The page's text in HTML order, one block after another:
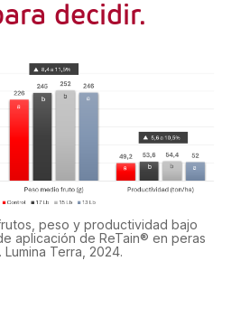
decidir.
peso y productividad bajo
aplicación de ReTain® en peras
Terra, 2024.